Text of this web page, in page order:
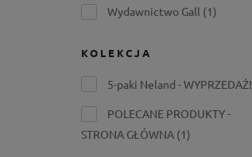
Wydawnictwo Gall (1)
KOLEKCJA
5-paki Neland - WYPRZEDAŻ!
POLECANE PRODUKTY -
STRONA GŁÓWNA (1)